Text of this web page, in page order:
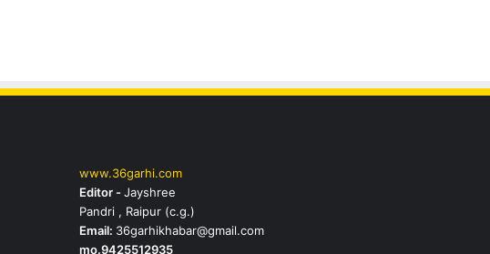
www.36garhi.com
Editor -Jayshree
Pandri , Raipur (c.g.)
Email: 36garhikhabar@gmail.com
mo.9425512935